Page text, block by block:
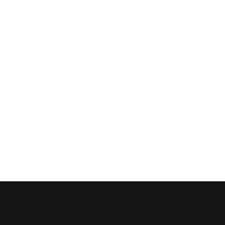
Personnalisez vos préférences pour